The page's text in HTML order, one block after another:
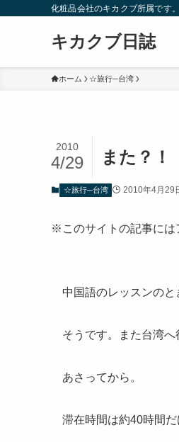
化粧品会社のキカクブ所属です
キカクブ日誌
ホーム ☆旅行─台湾
また？！
2010
4/29
☆旅行─台湾 2010年4月29
※このサイトの記事には
中国語のレッスンのと
そうです。また台湾へ
あさってから。
滞在時間は約40時間だ